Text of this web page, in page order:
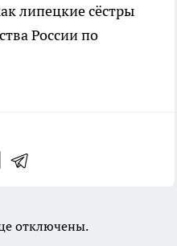
липецкие сёстры
России по
отключены.